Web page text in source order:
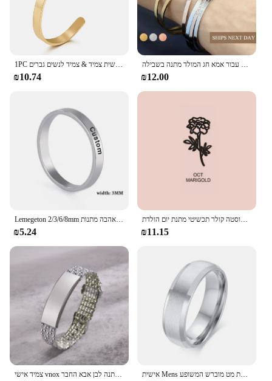
business that requires a consistent, personalized
touch.
1PC אישית חקוק מותאם אישית שם נירוסטה צמיד תכשיטי שם מילות אותיות אישית צמיד & צמיד לנשים גברים
₪10.74
צמידים השרוול אישית אישית עבור נשים מתנות החג הטוב ביותר תכשיטי חג המולד מתנה עבור אמא חג המולד מתנה בשבילה
₪12.00
Lemegeton 2/3/6/8mm מותאם אישית שם טבעת עבור נשים אישית נירוסטה משפחה לערום טבעת תכשיטי חג האהבה מתנות
₪5.24
מותאם אישית שם פרח שרשרת עם אבן המזל תליון שרשרת לנשים אישית נירוסטה קולר תכשיטי מתנת יום הולדת
₪11.15
צמיד אישי vnox צמיד מותאם אישית לגברים שם חרוט שם חרוטה נירוסטה תכשיטי מתנה לבן אבא החבר אישית Mens נירוסטה טבעת מט מוברש המשופע Edge Custom שם תאריך קואורדינטות לחרוט נישואים טבעות